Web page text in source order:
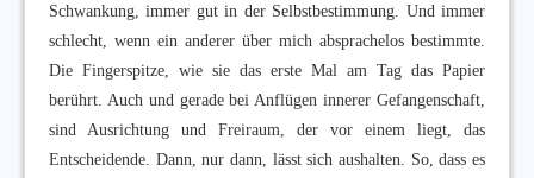
Schwankung, immer gut in der Selbstbestimmung. Und immer
schlecht, wenn ein anderer über mich absprachelos bestimmte.
Die Fingerspitze, wie sie das erste Mal am Tag das Papier
berührt. Auch und gerade bei Anflügen innerer Gefangenschaft,
sind Ausrichtung und Freiraum, der vor einem liegt, das
Entscheidende. Dann, nur dann, lässt sich aushalten. So, dass es